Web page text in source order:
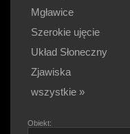
Mgławice
Szerokie ujęcie
Układ Słoneczny
Zjawiska
wszystkie »
Obiekt: